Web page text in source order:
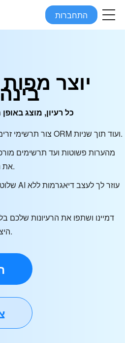
התחברות
יוצר
כל רעיון, מוצג
• צור תרשימי זרימה, תרשימי גאנט, דיאגרמות ORM ועוד תוך שניות.
את הטקסט שלכם למפות חזותיות.
היצירתיות והפרודוקטיביות שלכם.